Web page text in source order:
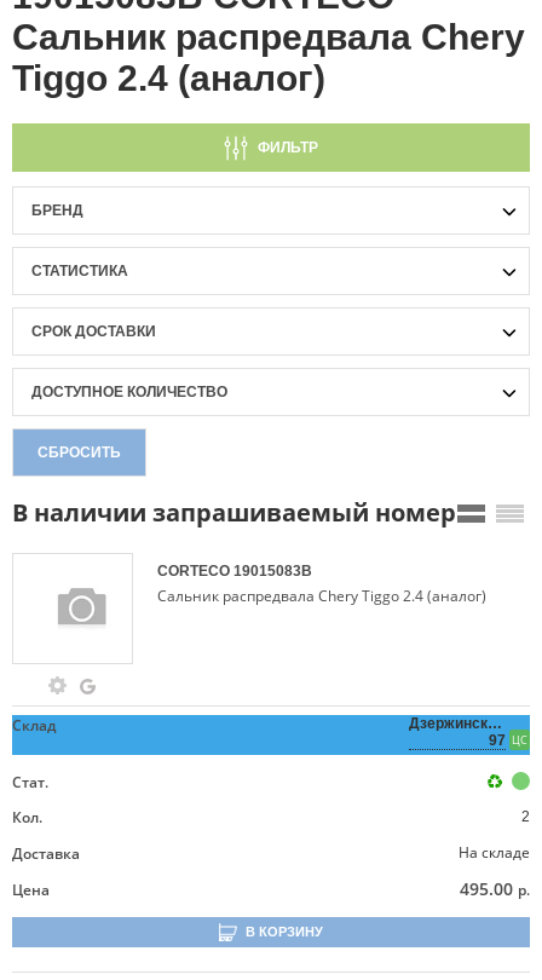
Сальник распредвала Chery
Tiggo 2.4 (аналог)
ФИЛЬТР
БРЕНД
СТАТИСТИКА
СРОК ДОСТАВКИ
ДОСТУПНОЕ КОЛИЧЕСТВО
СБРОСИТЬ
В наличии запрашиваемый номер
CORTECO 19015083B
Сальник распредвала Chery Tiggo 2.4 (аналог)
Склад
Дзержинского,
97 ЦС
Стат.
Кол.
2
Доставка
На складе
Цена
495.00 р.
В КОРЗИНУ